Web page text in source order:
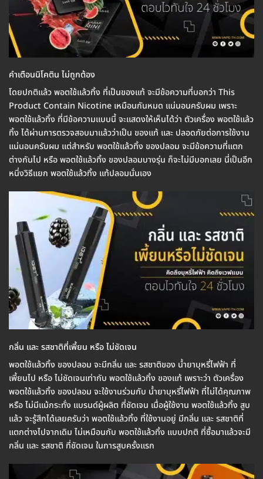
คำเตือนนิโคติน ไม่ถูกต้อง
โดยปกติแล้ว พอตใช้แล้วทิ้ง ที่เป็นของแท้ จะมีข้อความที่บอกว่า This
Product Contain Nicotine เหมือนกันหมด แน่นอนครับผม เพราะ
พอตใช้แล้วทิ้ง ที่มีข้อความแบบนี้ จะแสดงให้เห็นได้ว่า ตัวเครื่อง พอตใช้แล้ว
ทิ้ง ได้ผ่านการตรวจสอบมาแล้วว่าเป็น ของแท้ และ ปลอดภัยต่อการใช้งาน
แน่นอนครับผม แต่สำหรับ พอตใช้แล้วทิ้ง ของปลอม จะมีข้อความที่แตก
ต่างกันไป หรือ พอตใช้แล้วทิ้ง ของปลอมบางรุ่น ก็จะไม่มีบอกเลย นี่เป็นอีก
หนึ่งวิธีแยก พอตใช้แล้วทิ้ง แท้ปลอมนั่นเอง
กลิ่น และ รสชาติที่เพี้ยน หรือ ไม่ชัดเจน
พอตใช้แล้วทิ้ง ของปลอม จะมีกลิ่น และ รสชาติของ น้ำยาบุหรี่ไฟฟ้า ที่
เพี้ยนไป หรือ ไม่ชัดเจนเท่ากับ พอตใช้แล้วทิ้ง ของแท้ เพราะว่า ตัวเครื่อง
พอตใช้แล้วทิ้ง ของปลอม จะใช้งานร่วมกับ น้ำยาบุหรี่ไฟฟ้า ที่ไม่ได้คุณภาพ
หรือ ไม่มีแม้กระทั่ง แบรนด์ผู้ผลิต ที่ชัดเจน เมื่อผู้ใช้งาน พอตใช้แล้วทิ้ง สูบ
แล้ว จะรู้สึกได้เลยครับว่า พอตใช้แล้วทิ้ง ที่ใช้งานอยู่ มีกลิ่น และ รสชาติที่
แตกต่างไปจากเดิม ไม่เหมือนกับ พอตใช้แล้วทิ้ง แบบปกติ ที่ซื้อมาแล้วจะมี
กลิ่น และ รสชาติ ที่ชัดเจน ในการสูบครั้งแรก